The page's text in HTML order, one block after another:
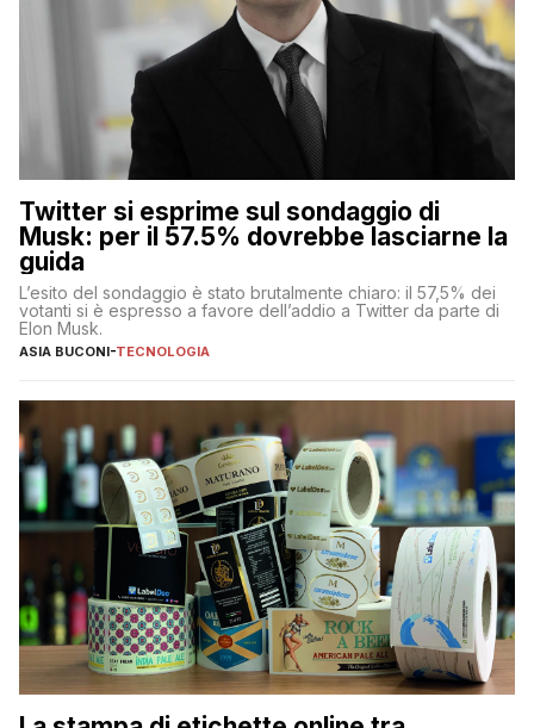
Twitter si esprime sul sondaggio di
Musk: per il 57.5% dovrebbe lasciarne la
guida
L’esito del sondaggio è stato brutalmente chiaro: il 57,5% dei
votanti si è espresso a favore dell’addio a Twitter da parte di
Elon Musk.
ASIA BUCONI-TECNOLOGIA